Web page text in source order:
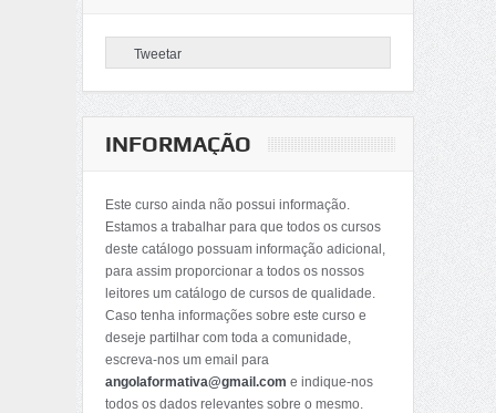
Tweetar
INFORMAÇÃO
Este curso ainda não possui informação.
Estamos a trabalhar para que todos os cursos
deste catálogo possuam informação adicional,
para assim proporcionar a todos os nossos
leitores um catálogo de cursos de qualidade.
Caso tenha informações sobre este curso e
deseje partilhar com toda a comunidade,
escreva-nos um email para
angolaformativa@gmail.com e indique-nos
todos os dados relevantes sobre o mesmo.